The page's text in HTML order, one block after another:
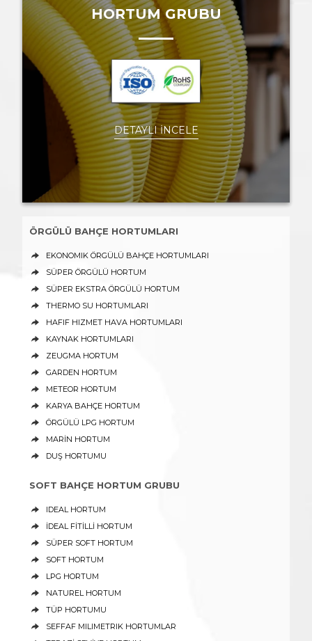
HORTUM GRUBU
DETAYLI İNCELE
ÖRGÜLÜ BAHÇE HORTUMLARI
EKONOMIK ÖRGÜLÜ BAHÇE HORTUMLARI
SÜPER ÖRGÜLÜ HORTUM
SÜPER EKSTRA ÖRGÜLÜ HORTUM
THERMO SU HORTUMLARI
HAFIF HIZMET HAVA HORTUMLARI
KAYNAK HORTUMLARI
ZEUGMA HORTUM
GARDEN HORTUM
METEOR HORTUM
KARYA BAHÇE HORTUM
ÖRGÜLÜ LPG HORTUM
MARİN HORTUM
DUŞ HORTUMU
SOFT BAHÇE HORTUM GRUBU
IDEAL HORTUM
İDEAL FİTİLLİ HORTUM
SÜPER SOFT HORTUM
SOFT HORTUM
LPG HORTUM
NATUREL HORTUM
TÜP HORTUMU
SEFFAF MILIMETRIK HORTUMLAR